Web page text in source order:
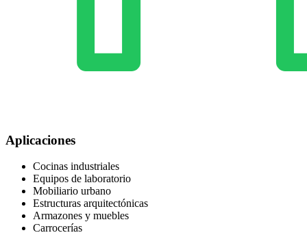
Aplicaciones
Cocinas industriales
Equipos de laboratorio
Mobiliario urbano
Estructuras arquitectónicas
Armazones y muebles
Carrocerías